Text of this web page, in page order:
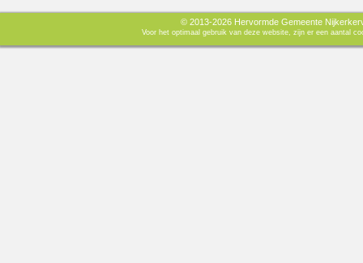
© 2013-2026 Hervormde Gemeente
Voor het optimaal gebruik van deze website, zijn er een aantal